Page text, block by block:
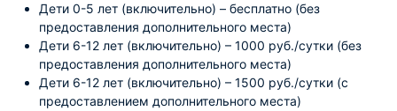
Дети 0-5 лет (включительно) – бесплатно (без
предоставления дополнительного места)
Дети 6-12 лет (включительно) – 1000 руб./сутки (без
предоставления дополнительного места)
Дети 6-12 лет (включительно) – 1500 руб./сутки (с
предоставлением дополнительного места)